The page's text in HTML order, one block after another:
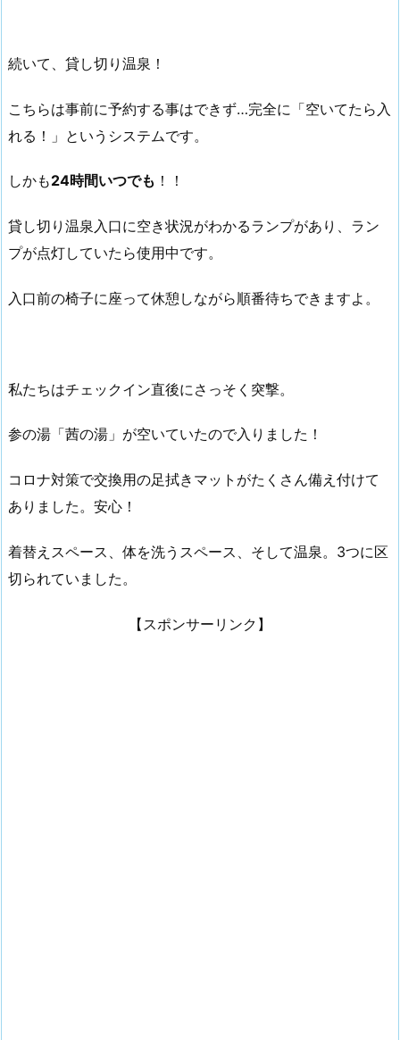
続いて、貸し切り温泉！
こちらは事前に予約する事はできず…完全に「空いてたら入
れる！」というシステムです。
しかも24時間いつでも ！！
貸し切り温泉入口に空き状況がわかるランプがあり、ラン
プが点灯していたら使用中です。
入口前の椅子に座って休憩しながら順番待ちできますよ。
私たちはチェックイン直後にさっそく突撃。
参の湯「茜の湯」が空いていたので入りました！
コロナ対策で交換用の足拭きマットがたくさん備え付けて
ありました。安心！
着替えスペース、体を洗うスペース、そして温泉。3つに区
切られていました。
【スポンサーリンク】